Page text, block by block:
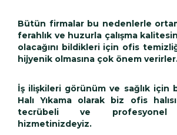
Bütün firmalar bu nedenlerle
ferahlık ve huzurla çalışma
olacağını bildikleri için ofis
hijyenik olmasına çok önem
İş ilişkileri görünüm ve sağlık için
Halı Yıkama olarak biz ofis
tecrübeli ve profesyonel
hizmetinizdeyiz.